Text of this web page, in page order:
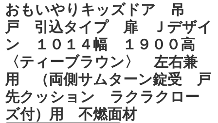
おもいやりキッズドア 吊
戸 引込タイプ 扉 Ｊデザイ
ン １０１４幅 １９００高
〈ティーブラウン〉 左右兼
用 （両側サムターン錠受 戸
先クッション ラクラクロー
ズ付）用 不燃面材